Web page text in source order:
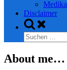
Disclaimer
Toggle
search
form
Suchen
nach:
About me…